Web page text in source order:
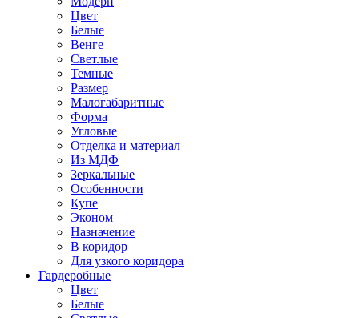
Цвет
Белые
Венге
Светлые
Темные
Размер
Малогабаритные
Форма
Угловые
Отделка и материал
Из МДФ
Зеркальные
Особенности
Купе
Эконом
Назначение
В коридор
Для узкого коридора
Гардеробные
Цвет
Белые